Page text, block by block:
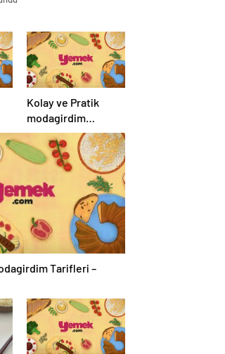
Kolay ve Pratik
modagirdim
Tarifleri –
modagirdim.com
Tarifleri –